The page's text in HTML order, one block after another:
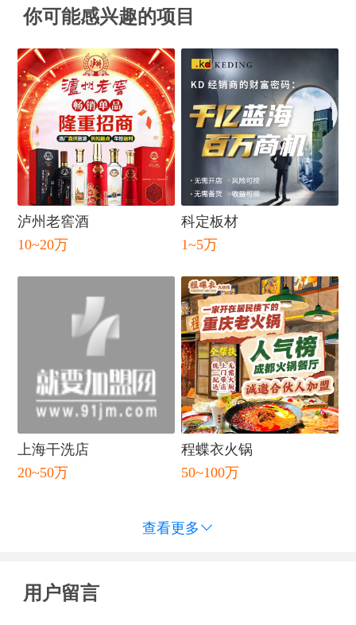
闭
你可能感兴趣的项目
泸州老窖酒
10~20万
科定板材
1~5万
上海干洗店
20~50万
程蝶衣火锅
50~100万
查看更多 
用户留言